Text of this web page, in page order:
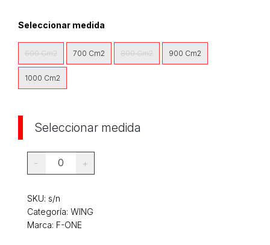
Seleccionar medida
600 Cm2 700 Cm2 800 Cm2 900 Cm2
1000 Cm2
Seleccionar medida
- 0 +
SKU: s/n
Categoría: WING
Marca: F-ONE